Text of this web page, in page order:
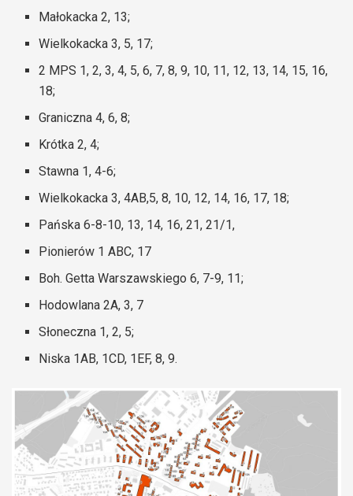
Małokacka 2, 13;
Wielkokacka 3, 5, 17;
2 MPS 1, 2, 3, 4, 5, 6, 7, 8, 9, 10, 11, 12, 13, 14, 15, 16,
18;
Graniczna 4, 6, 8;
Krótka 2, 4;
Stawna 1, 4-6;
Wielkokacka 3, 4AB,5, 8, 10, 12, 14, 16, 17, 18;
Pańska 6-8-10, 13, 14, 16, 21, 21/1,
Pionierów 1 ABC, 17
Boh. Getta Warszawskiego 6, 7-9, 11;
Hodowlana 2A, 3, 7
Słoneczna 1, 2, 5;
Niska 1AB, 1CD, 1EF, 8, 9.